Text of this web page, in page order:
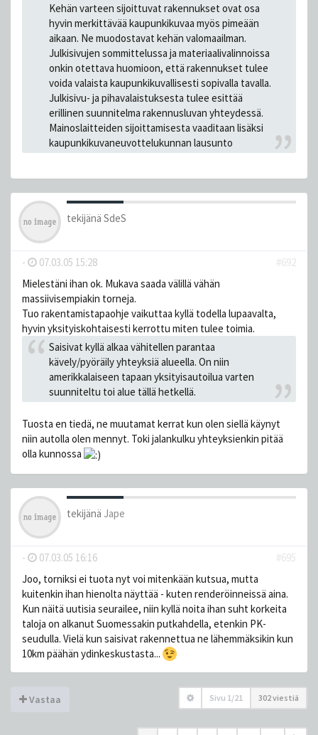
Kehän varteen sijoittuvat rakennukset ovat osa
hyvin merkittävää kaupunkikuvaa myös pimeään
aikaan. Ne muodostavat kehän valomaailman.
Julkisivujen sommittelussa ja materiaalivalinnoissa
onkin otettava huomioon, että rakennukset tulee
voida valaista kaupunkikuvallisesti sopivalla tavalla.
Julkisivu- ja pihavalaistuksesta tulee esittää
erillinen suunnitelma rakennusluvan yhteydessä.
Mainoslaitteiden sijoittamisesta vaaditaan lisäksi
kaupunkikuvaneuvottelukunnan lausunto
tekijänä SdeS
- 07.03.05 15:28
#692
Mielestäni ihan ok. Mukava saada välillä vähän
massiivisempiakin torneja.
Tuo rakentamistapaohje vaikuttaa kyllä todella lupaavalta,
hyvin yksityiskohtaisesti kerrottu miten tulee toimia.
Saisivat kyllä alkaa vähitellen parantaa
kävely/pyöräily yhteyksiä alueella. On niin
amerikkalaiseen tapaan yksityisautoilua varten
suunniteltu toi alue tällä hetkellä.
Tuosta en tiedä, ne muutamat kerrat kun olen siellä käynyt
niin autolla olen mennyt. Toki jalankulku yhteyksienkin pitää
olla kunnossa
tekijänä Jape
- 07.03.05 16:16
#695
Joo, torniksi ei tuota nyt voi mitenkään kutsua, mutta
kuitenkin ihan hienolta näyttää - kuten renderöinneissä aina.
Kun näitä uutisia seurailee, niin kyllä noita ihan suht korkeita
taloja on alkanut Suomessakin putkahdella, etenkin PK-
seudulla. Vielä kun saisivat rakennettua ne lähemmäksikin kun
10km päähän ydinkeskustasta...
Vastaa Sivu 1/21 302 viestiä